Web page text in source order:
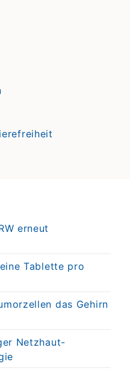
erneut
Tablette pro
das Gehirn
Netzhaut-